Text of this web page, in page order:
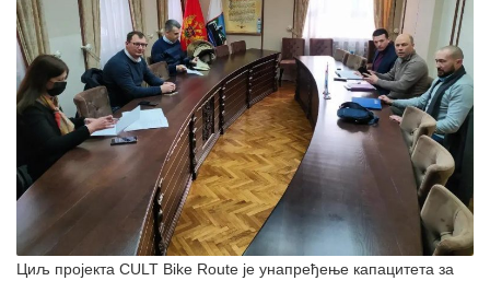
Циљ пројекта CULT Bike Route је унапређење капацитета за